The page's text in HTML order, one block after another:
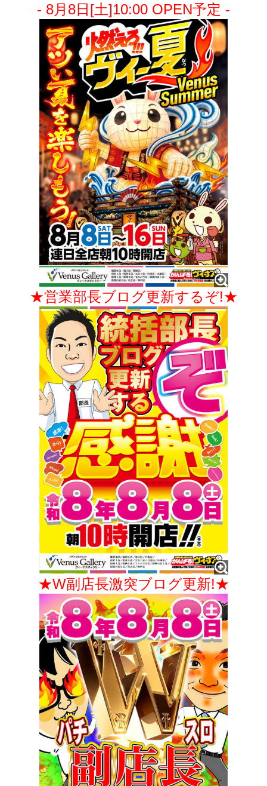
- 8月8日[土]10:00 OPEN予定 -
★営業部長ブログ更新するぞ!★
★W副店長激突ブログ更新!★